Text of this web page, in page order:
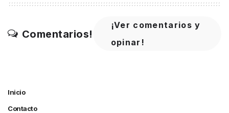
Comentarios!
¡Ver comentarios y
opinar!
Inicio
Contacto